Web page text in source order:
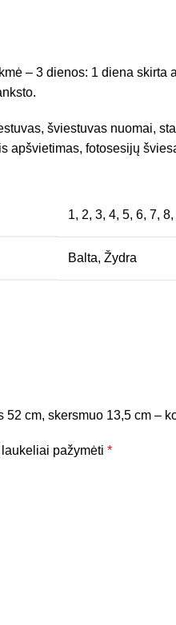
– 3 dienos: 1 diena
šviestuvas nuomai,
apšvietimas, fotosesijų
1, 2, 3, 4, 5, 6, 7, 8,
Balta, Žydra
cm, skersmuo 13,5 cm –
pažymėti *